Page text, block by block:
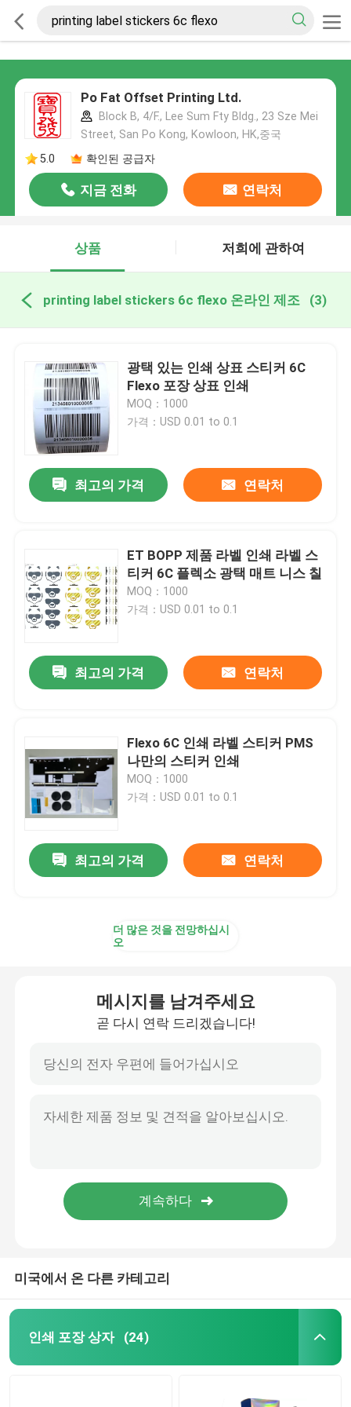
Po Fat Offset Printing Ltd.
Block B, 4/F., Lee Sum Fty Bldg., 23 Sze Mei
Street, San Po Kong, Kowloon, HK,중국
5.0
확인된 공급자
지금 전화 연락처
상품 저희에 관하여
printing label stickers 6c flexo 온라인 제조 (3)
광택 있는 인쇄 상표 스티커 6C
Flexo 포장 상표 인쇄
MOQ：1000
가격：USD 0.01 to 0.1
최고의 가격 연락처
ET BOPP 제품 라벨 인쇄 라벨 스
티커 6C 플렉소 광택 매트 니스 칠
MOQ：1000
가격：USD 0.01 to 0.1
최고의 가격 연락처
Flexo 6C 인쇄 라벨 스티커 PMS
나만의 스티커 인쇄
MOQ：1000
가격：USD 0.01 to 0.1
최고의 가격 연락처
더 많은 것을 전망하십시
오
메시지를 남겨주세요
곧 다시 연락 드리겠습니다!
미국에서 온 다른 카테고리
인쇄 포장 상자 (24)